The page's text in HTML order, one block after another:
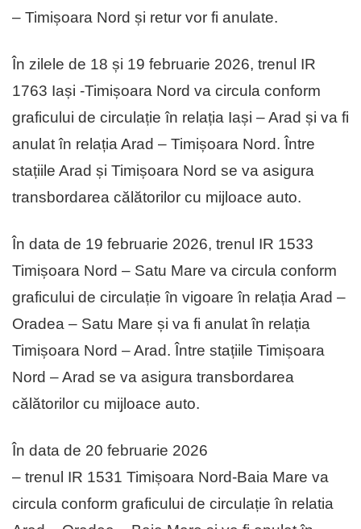
– Timișoara Nord și retur vor fi anulate.
În zilele de 18 și 19 februarie 2026, trenul IR
1763 Iași -Timișoara Nord va circula conform
graficului de circulație în relația Iași – Arad și va fi
anulat în relația Arad – Timișoara Nord. Între
stațiile Arad și Timișoara Nord se va asigura
transbordarea călătorilor cu mijloace auto.
În data de 19 februarie 2026, trenul IR 1533
Timișoara Nord – Satu Mare va circula conform
graficului de circulație în vigoare în relația Arad –
Oradea – Satu Mare și va fi anulat în relația
Timișoara Nord – Arad. Între stațiile Timișoara
Nord – Arad se va asigura transbordarea
călătorilor cu mijloace auto.
În data de 20 februarie 2026
– trenul IR 1531 Timișoara Nord-Baia Mare va
circula conform graficului de circulație în relatia